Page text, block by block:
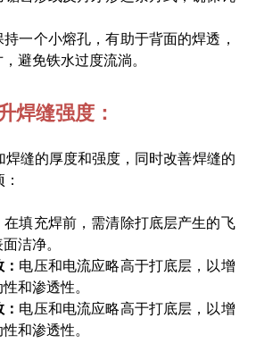
持一个小熔孔，有助于背面的焊透，
避免铁水过度流淌。
焊缝强度：
焊缝的厚度和强度，同时改善焊缝的
在填充焊前，需清除打底层产生的飞
洁净。
电压和电流应略高于打底层，以增
和渗透性。
电压和电流应略高于打底层，以增
和渗透性。